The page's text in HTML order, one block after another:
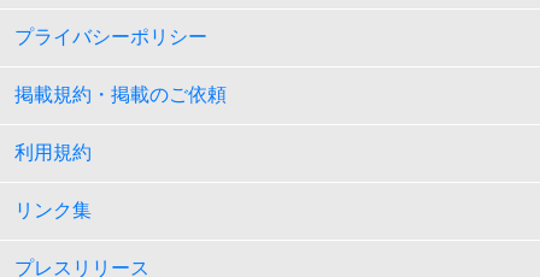
プライバシーポリシー
掲載規約・掲載のご依頼
利用規約
リンク集
プレスリリース